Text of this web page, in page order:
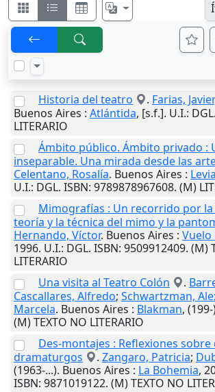
Historia del teatro . Farias, Javier
Buenos Aires : Atlántida, [s.f.]. U.I.:
LITERARIO
Ámbito público. Ámbito privado :
inseparable. Una mirada desde las
Celentano, Rosalía. Buenos Aires :
U.I.: DGL. ISBN: 9789878967608. (M)
Mimografías : Un recorrido por
teoría y la técnica del mimo y la
Hernando, Víctor. Buenos Aires :
1996. U.I.: DGL. ISBN: 9509912409. (M)
LITERARIO
Una visita al Teatro Colón
.
Cascallares, Alfredo; Schwartzman,
Marcela. Buenos Aires : Blakman,
(M) TEXTO NO LITERARIO
Des-montajes : Reflexiones
dramaturgos
. Zangaro, Patricia;
(1963-...). Buenos Aires : La Bohemia,
ISBN: 9871019122. (M) TEXTO NO